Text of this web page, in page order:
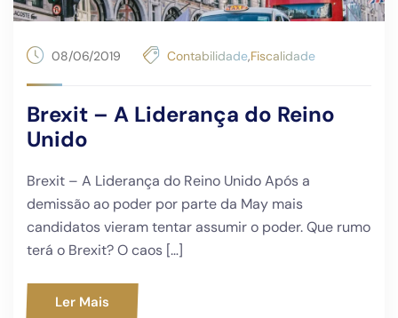
08/06/2019 Contabilidade,Fiscalidade
Brexit – A Liderança do Reino
Unido
Brexit – A Liderança do Reino Unido Após a
demissão ao poder por parte da May mais
candidatos vieram tentar assumir o poder. Que rumo
terá o Brexit? O caos […]
Ler Mais